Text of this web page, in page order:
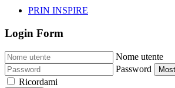
PRIN INSPIRE
Login Form
Nome utente
Password
Ricordami